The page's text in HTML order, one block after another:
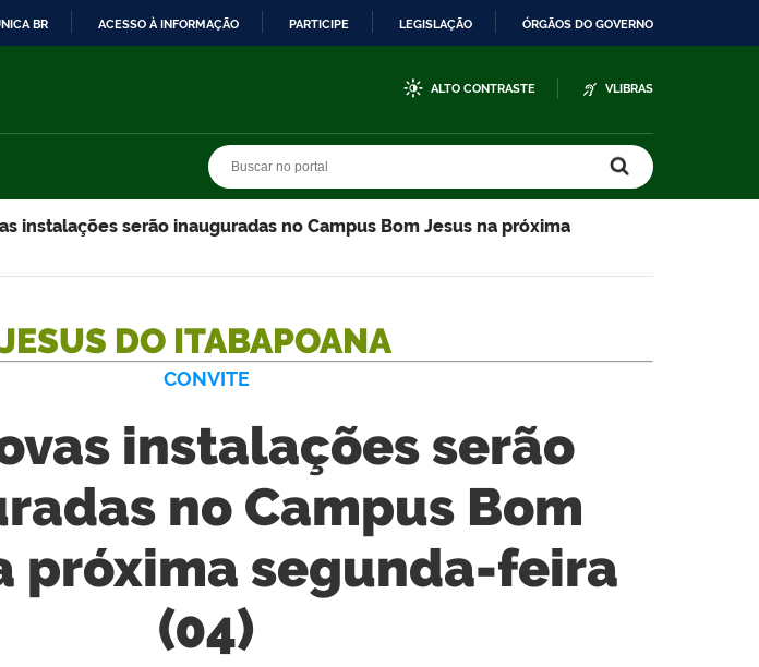
BR ACESSO À INFORMAÇÃO PARTICIPE LEGISLAÇÃO ÓRGÃOS DO GOVERNO
ALTO CONTRASTE VLIBRAS
instalações serão inauguradas no Campus Bom Jesus na próxima
DO ITABAPOANA
CONVITE
instalações serão
no Campus Bom
próxima segunda-feira
(04)